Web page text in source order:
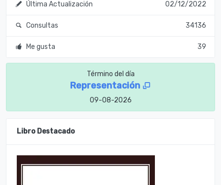
Última Actualización 02/12/2022
Consultas 34136
Me gusta 39
Término del día
Representación
09-08-2026
Libro Destacado